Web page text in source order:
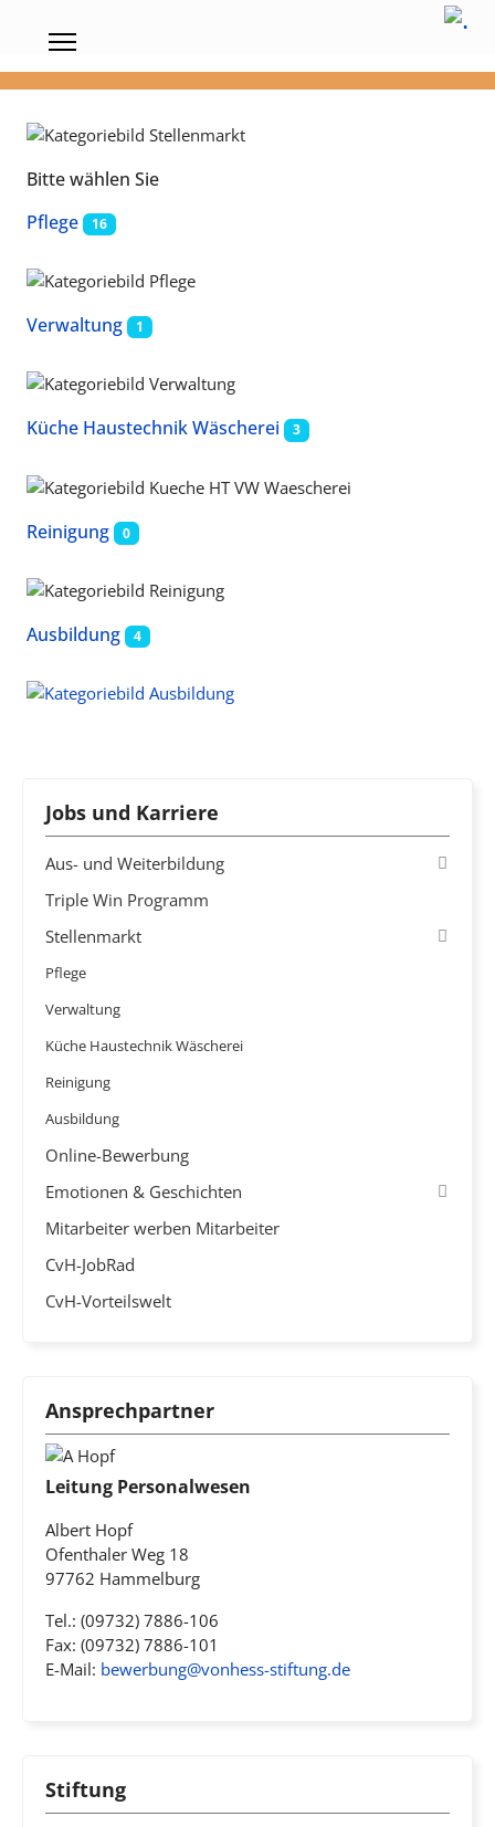
Bitte wählen Sie
Pflege
16
Verwaltung 1
Küche Haustechnik Wäscherei 3
Reinigung 0
Ausbildung 4
Jobs und Karriere
Aus- und Weiterbildung
Triple Win Programm
Stellenmarkt
Pflege
Verwaltung
Küche Haustechnik Wäscherei
Reinigung
Ausbildung
Online-Bewerbung
Emotionen & Geschichten
Mitarbeiter werben Mitarbeiter
CvH-JobRad
CvH-Vorteilswelt
Ansprechpartner
Leitung Personalwesen
Albert Hopf
Ofenthaler Weg 18
97762 Hammelburg
Tel.: (09732) 7886-106
Fax: (09732) 7886-101
E-Mail: bewerbung@vonhess-stiftung.de
Stiftung